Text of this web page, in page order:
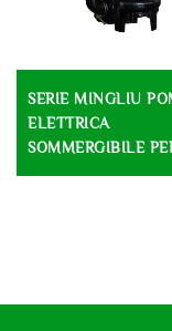
SERIE MINGLIU
ELETTRICA
SOMMERGIBILE